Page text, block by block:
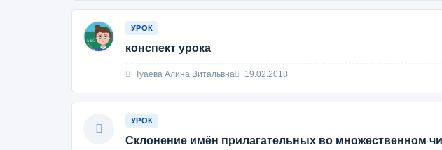
УРОК
конспект урока
Туаева Алина Витальвна 19.02.2018
УРОК
Склонение имён прилагательных во множественном